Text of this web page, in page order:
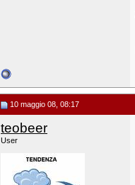
10 maggio 08, 08:17
teobeer
User